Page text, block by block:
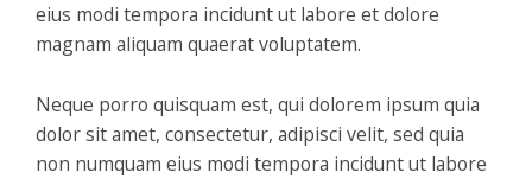
eius modi tempora incidunt ut labore et dolore
magnam aliquam quaerat voluptatem.
Neque porro quisquam est, qui dolorem ipsum quia
dolor sit amet, consectetur, adipisci velit, sed quia
non numquam eius modi tempora incidunt ut labore